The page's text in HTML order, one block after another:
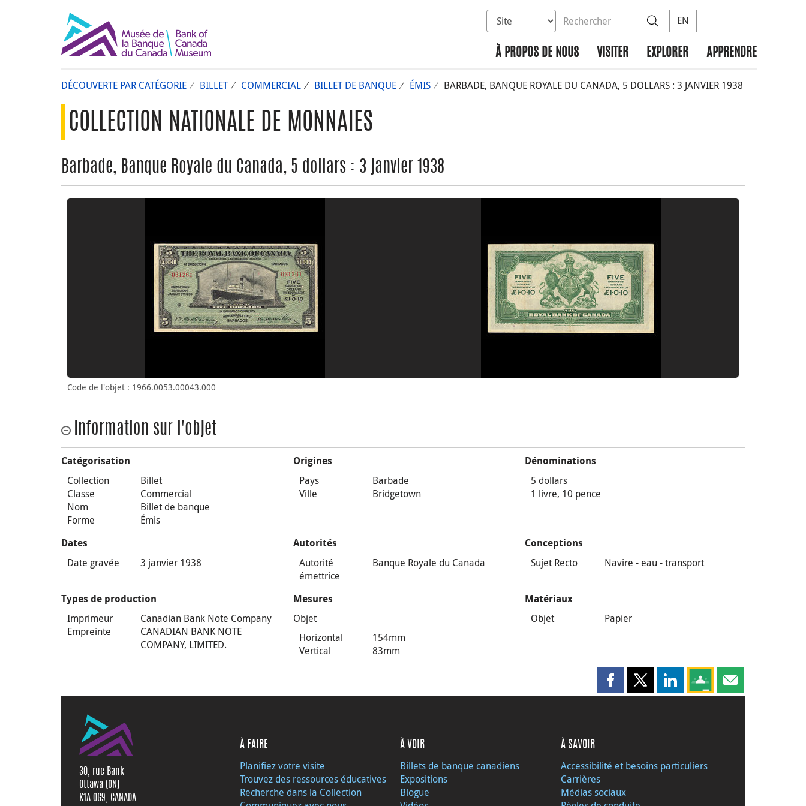
Sélectionnez la base de données à rechercher
Rechercher dans le site Rechercher
EN
À PROPOS DE NOUS VISITER EXPLORER APPRENDRE
DÉCOUVERTE PAR CATÉGORIE BILLET COMMERCIAL BILLET DE BANQUE ÉMIS BARBADE, BANQUE ROYALE DU CANADA, 5 DOLLARS : 3 JANVIER 1938
COLLECTION NATIONALE DE MONNAIES
Barbade, Banque Royale du Canada, 5 dollars : 3 janvier 1938
Code de l'objet : 1966.0053.00043.000
Information sur l'objet
Catégorisation
Collection
Billet
Classe
Commercial
Nom
Billet de banque
Forme
Émis
Origines
Pays
Barbade
Ville
Bridgetown
Dénominations
5 dollars
1 livre, 10 pence
Dates
Date gravée 3 janvier 1938
Autorités
Autorité
émettrice
Banque Royale du Canada
Conceptions
Sujet Recto Navire - eau - transport
Types de production
Imprimeur
Canadian Bank Note Company
Empreinte
CANADIAN BANK NOTE
COMPANY, LIMITED.
Mesures
Objet
Horizontal
154mm
Vertical
83mm
Matériaux
Objet Papier
Partager cette page sur Facebook
Partager cette page sur X
Partager cette page sur
Partagez cette page sur
Partager cette
30, rue Bank
Ottawa (ON)
K1A 0G9, CANADA
À FAIRE
Planifiez votre visite
Trouvez des ressources éducatives
Recherche dans la Collection
À VOIR
Billets de banque canadiens
Expositions
Blogue
À SAVOIR
Accessibilité et besoins particuliers
Carrières
Médias sociaux